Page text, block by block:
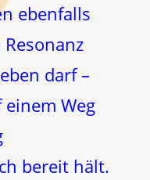
ebenfalls
darf –
Weg
bereit hält.